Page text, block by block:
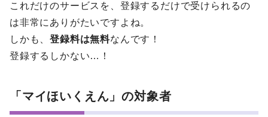
これだけのサービスを、登録するだけで受けられるの
は非常にありがたいですよね。
しかも、登録料は無料なんです！
登録するしかない…！
「マイほいくえん」の対象者